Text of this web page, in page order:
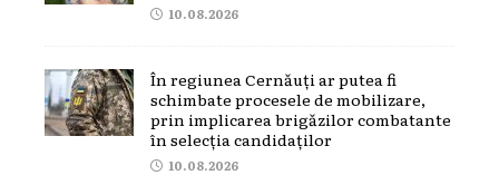
10.08.2026
În regiunea Cernăuți ar putea fi
schimbate procesele de mobilizare,
prin implicarea brigăzilor combatante
în selecția candidaților
10.08.2026